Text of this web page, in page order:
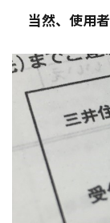
当然、使用